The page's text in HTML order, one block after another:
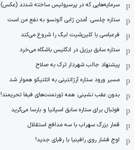
سرمایه‌هایی که در پرسپولیس ساخته شدند (عکس)
ستاره چلسی: آمدن ژابی آلونسو به نفع من است
فرعباسی با کلین‌شیت لیگ را شروع می‌کند
ستاره سابق برزیل در انگلیس باشگاه می‌خرد
پیشنهاد جالب شهردار ترک به صلاح
مسیر ورود ستاره آرژانتینی به اتلتیکو هموار شد
بدون عقب نشینی: همه تورنمنت‌های فیفا تحریمند!
فوتبال برای ستاره سابق اسپانیا و بارسا می‌گرید
قمار بزرگ سهراب با سه مدافع استقلال
اوج فشار روی رافینیا با رقبای جدید!